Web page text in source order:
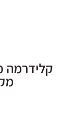
קלידרמה